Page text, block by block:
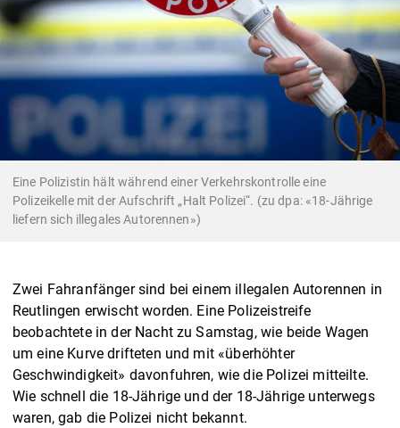
Eine Polizistin hält während einer Verkehrskontrolle eine
Polizeikelle mit der Aufschrift „Halt Polizei“. (zu dpa: «18-Jährige
liefern sich illegales Autorennen»)
Zwei Fahranfänger sind bei einem illegalen Autorennen in
Reutlingen erwischt worden. Eine Polizeistreife
beobachtete in der Nacht zu Samstag, wie beide Wagen
um eine Kurve drifteten und mit «überhöhter
Geschwindigkeit» davonfuhren, wie die Polizei mitteilte.
Wie schnell die 18-Jährige und der 18-Jährige unterwegs
waren, gab die Polizei nicht bekannt.